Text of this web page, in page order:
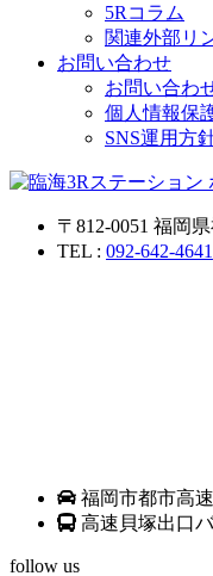
5Rコラム
関連外部リ
お問い合わせ
お問い合わ
個人情報保
SNS運用方
〒812-0051 福岡
TEL : 092-642-4641
福岡市都市高
高速貝塚出口
follow us